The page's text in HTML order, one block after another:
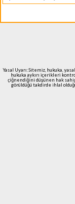
Yasal Uyarı: Sitemiz, hukuka,
hukuka aykırı içerikleri
çiğnendiğini düşünen hak
görüldüğü takdirde ihlal